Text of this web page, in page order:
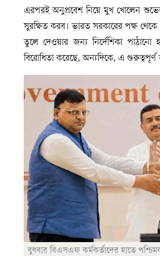
এরপরই অনুপ্রবেশ নিয়ে মুখ খোলেন
সুরক্ষিত করব। ভারত সরকারের পক্ষ
তুলে দেওয়ার জন্য নির্দেশিকা
বিরোধিতা করেছে, অন্যদিকে, এ
বুধবার বিএসএফ কর্মকর্তাদের হাতে